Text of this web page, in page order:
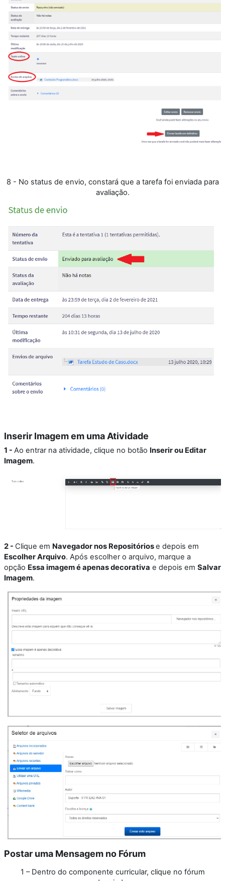
8 - No status de envio, constará que a tarefa foi enviada para
avaliação.
Inserir Imagem em uma Atividade
1 - Ao entrar na atividade, clique no botão Inserir ou Editar
Imagem.
2 - Clique em Navegador nos Repositóriose depois em
Escolher Arquivo. Após escolher o arquivo, marque a
opção Essa imagem é apenas decorativa e depois em Salvar
Imagem.
Postar uma Mensagem no Fórum
1 – Dentro do componente curricular, clique no fórum